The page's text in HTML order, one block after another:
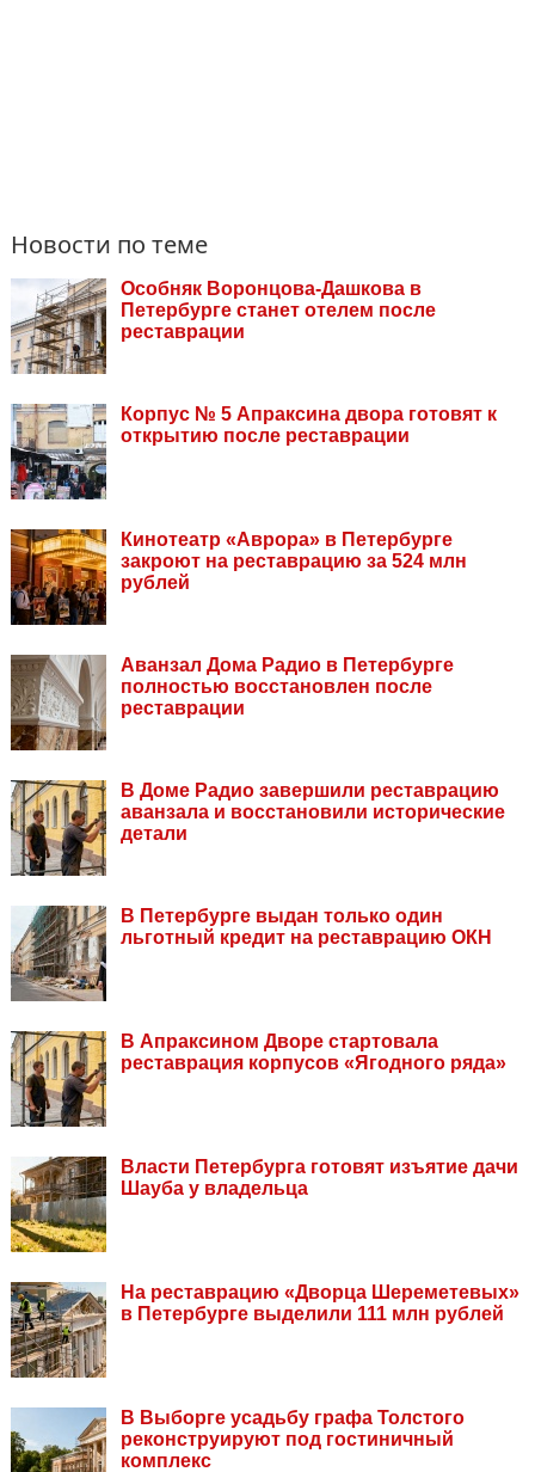
Новости по теме
Особняк Воронцова-Дашкова в
Петербурге станет отелем после
реставрации
Корпус № 5 Апраксина двора готовят к
открытию после реставрации
Кинотеатр «Аврора» в Петербурге
закроют на реставрацию за 524 млн
рублей
Аванзал Дома Радио в Петербурге
полностью восстановлен после
реставрации
В Доме Радио завершили реставрацию
аванзала и восстановили исторические
детали
В Петербурге выдан только один
льготный кредит на реставрацию ОКН
В Апраксином Дворе стартовала
реставрация корпусов «Ягодного ряда»
Власти Петербурга готовят изъятие дачи
Шауба у владельца
На реставрацию «Дворца Шереметевых»
в Петербурге выделили 111 млн рублей
В Выборге усадьбу графа Толстого
реконструируют под гостиничный
комплекс